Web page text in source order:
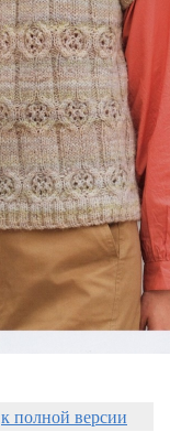
к полной версии